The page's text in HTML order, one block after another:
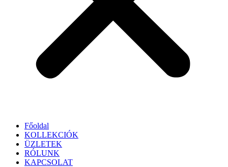
Főoldal
KOLLEKCIÓK
ÜZLETEK
RÓLUNK
KAPCSOLAT